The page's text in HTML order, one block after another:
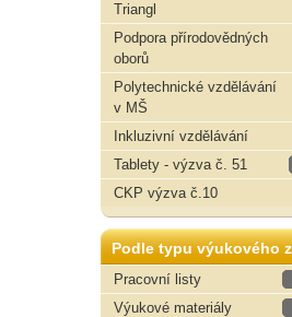
Triangl
Podpora přírodovědných
oborů
Polytechnické vzdělávání
v MŠ
Inkluzivní vzdělávání
Tablety - výzva č. 51
CKP výzva č.10
Podle typu výukového
Pracovní listy
Výukové materiály